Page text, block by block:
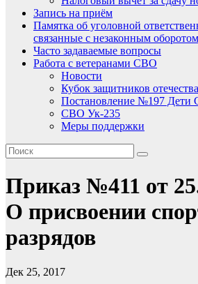
Запись на приём
Памятка об уголовной
связанные с незаконным
Часто задаваемые вопросы
Работа с ветеранами СВО
Новости
Кубок защитников отечества
Постановление №197 Дети
СВО Ук-235
Меры поддержки
Приказ №411 от
О присвоении
разрядов
Дек 25, 2017